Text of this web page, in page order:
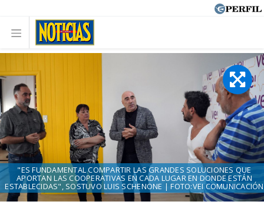
"ES FUNDAMENTAL COMPARTIR LAS GRANDES SOLUCIONES QUE
APORTAN LAS COOPERATIVAS EN CADA LUGAR EN DONDE ESTÁN
ESTABLECIDAS", SOSTUVO LUIS SCHENONE | FOTO:VEI COMUNICACIÓN